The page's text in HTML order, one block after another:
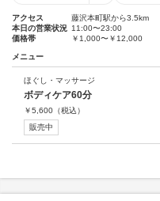
アクセス
藤沢本町駅から3.5km
本日の営業状況 11:00〜23:00
価格帯
￥1,000〜￥12,000
メニュー
ほぐし・マッサージ
ボディケア60分
￥5,600 （税込）
販売中